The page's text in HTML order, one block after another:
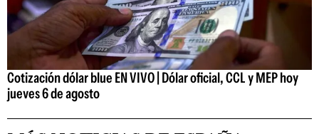
Cotización dólar blue EN VIVO | Dólar oficial, CCL y MEP hoy
jueves 6 de agosto